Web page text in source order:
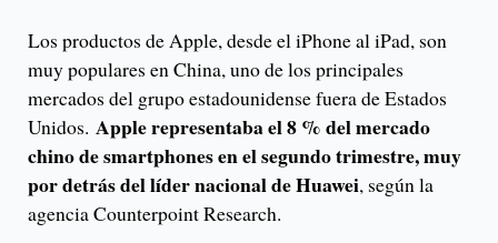
Los productos de Apple, desde el iPhone al iPad, son
muy populares en China, uno de los principales
mercados del grupo estadounidense fuera de Estados
Unidos. Apple representaba el 8 % del mercado
chino de smartphones en el segundo trimestre, muy
por detrás del líder nacional de Huawei, según la
agencia Counterpoint Research.